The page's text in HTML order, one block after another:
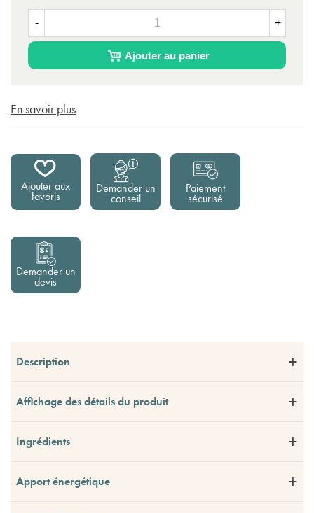
- +
Ajouter au panier
En savoir plus
Ajouter aux
favoris
Demander un
conseil
Paiement
sécurisé
Demander un
devis
Description
Affichage des détails du produit
Ingrédients
Apport énergétique